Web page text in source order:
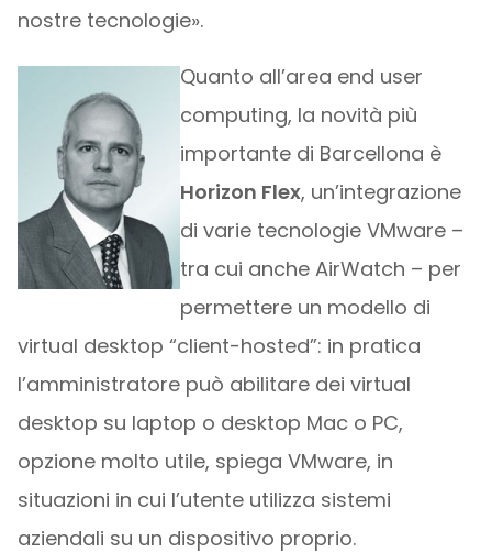
nostre tecnologie».
Quanto all’area end user
computing, la novità più
importante di Barcellona è
Horizon Flex, un’integrazione
di varie tecnologie VMware –
tra cui anche AirWatch – per
permettere un modello di
virtual desktop “client-hosted”: in pratica
l’amministratore può abilitare dei virtual
desktop su laptop o desktop Mac o PC,
opzione molto utile, spiega VMware, in
situazioni in cui l’utente utilizza sistemi
aziendali su un dispositivo proprio.